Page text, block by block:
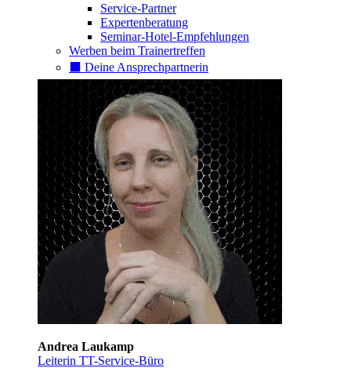
Service-Partner
Expertenberatung
Seminar-Hotel-Empfehlungen
Werben beim Trainertreffen
⬛️ Deine Ansprechpartnerin
Andrea Laukamp
Leiterin TT-Service-Büro